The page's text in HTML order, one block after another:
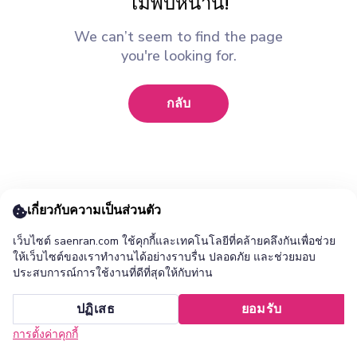
We can’t seem to find the page
you're looking for.
กลับ
หน้าแรก
ยกเลิก ติดตั้ง
เกี่ยวกับความเป็นส่วนตัว
เว็บไซต์ saenran.com ใช้คุกกี้และเทคโนโลยีที่คล้ายคลึงกันเพื่อช่วย
ให้เว็บไซต์ของเราทำงานได้อย่างราบรื่น ปลอดภัย และช่วยมอบ
ประสบการณ์การใช้งานที่ดีที่สุดให้กับท่าน
ปฏิเสธ ยอมรับ
การตั้งค่าคุกกี้